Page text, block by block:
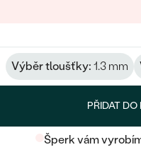
Výběr tloušťky: 1.3 mm
PŘIDAT
Šperk vám